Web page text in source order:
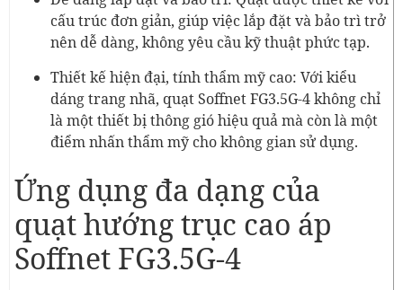
cấu trúc đơn giản, giúp việc lắp đặt và bảo trì trở
nên dễ dàng, không yêu cầu kỹ thuật phức tạp.
Thiết kế hiện đại, tính thẩm mỹ cao: Với kiểu
dáng trang nhã, quạt Soffnet FG3.5G-4 không chỉ
là một thiết bị thông gió hiệu quả mà còn là một
điểm nhấn thẩm mỹ cho không gian sử dụng.
Ứng dụng đa dạng của
quạt hướng trục cao áp
Soffnet FG3.5G-4